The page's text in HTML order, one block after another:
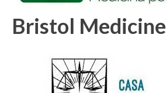
Bristol Medicine